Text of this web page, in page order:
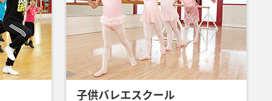
子供バレエスクール